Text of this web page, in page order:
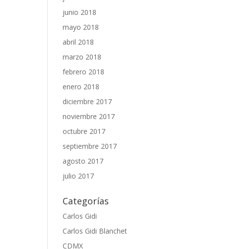
junio 2018
mayo 2018
abril 2018
marzo 2018
febrero 2018
enero 2018
diciembre 2017
noviembre 2017
octubre 2017
septiembre 2017
agosto 2017
julio 2017
Categorías
Carlos Gidi
Carlos Gidi Blanchet
CDMX